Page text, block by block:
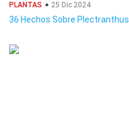
PLANTAS 25 Dic 2024
36 Hechos Sobre Plectranthus